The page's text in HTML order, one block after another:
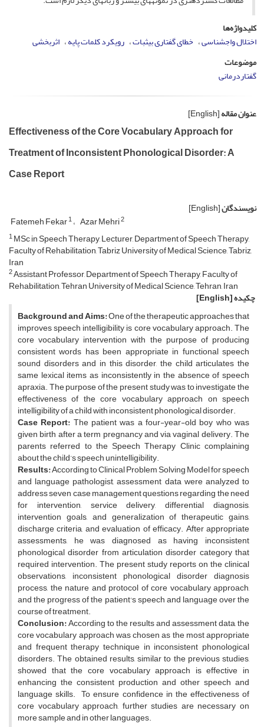
کلیدواژه‌ها
اختلال واج­شناسی خطای گفتاری بی­ثبات رویکرد کلمات پایه اثربخشی
موضوعات
گفتاردرمانی
عنوان مقاله[English]
Effectiveness of the Core Vocabulary Approach for
Treatment of Inconsistent Phonological Disorder: A
Case Report
نویسندگان[English]
Fatemeh Fekar1 Azar Mehri2
1MSc in Speech Therapy, Lecturer, Department of Speech Therapy,
Faculty of Rehabilitation, Tabriz University of Medical Science, Tabriz,
Iran
2Assistant Professor, Department of Speech Therapy, Faculty of
Rehabilitation, Tehran University of Medical Science, Tehran, Iran
چکیده[English]
Background and Aims:One of the therapeutic approaches that
improves speech intelligibility is core vocabulary approach. The
core vocabulary intervention with the purpose of producing
consistent words has been appropriate in functional speech
sound disorders and in this disorder, the child articulates the
same lexical items as inconsistently in the absence of speech
apraxia. The purpose of the present study was to investigate the
effectiveness of the core vocabulary approach on speech
intelligibility of a child with inconsistent phonological disorder.
Case Report: The patient was a four-year-old boy who was
given birth after a term pregnancy and via vaginal delivery. The
parents referred to the Speech Therapy Clinic complaining
about the child’s speech unintelligibility.
Results:According to Clinical Problem Solving Model for speech
and language pathologist, assessment data were analyzed to
address seven case management questions regarding the need
for intervention, service delivery, differential diagnosis,
intervention goals, and generalization of therapeutic gains,
discharge criteria, and evaluation of efficacy. After appropriate
assessments, he was diagnosed as having inconsistent
phonological disorder from articulation disorder category that
required intervention. The present study reports on the clinical
observations, inconsistent phonological disorder diagnosis
process, the nature and protocol of core vocabulary approach,
and the progress of the patient's speech and language over the
course of treatment.
Conclusion:According to the results and assessment data, the
core vocabulary approach was chosen as the most appropriate
and frequent therapy technique in inconsistent phonological
disorders. The obtained results, similar to the previous studies,
showed that the core vocabulary approach is effective in
enhancing the consistent production and other speech and
language skills. To ensure confidence in the effectiveness of
core vocabulary approach, further studies are necessary on
more sample and in other languages.